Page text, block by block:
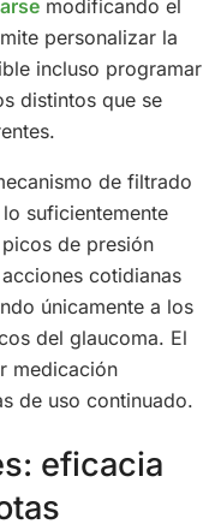
modificando el
personalizar la
incluso programar
distintos que se
de filtrado
suficientemente
de presión
cotidianas
únicamente a los
del glaucoma. El
medicación
de uso continuado.
eficacia